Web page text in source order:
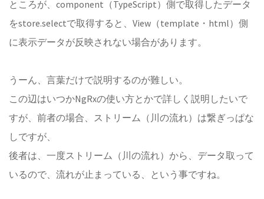
ところが、component（TypeScript）側で取得したデータ
をstore.selectで取得すると、View（template・html）側
に表示データが反映されない場合があります。
うーん、言葉だけで説明するのが難しい。
この辺はいつかNgRxの使い方とかで詳しく説明したいで
すが、前者の場合、ストリーム（川の流れ）は繋ぎっぱな
しですが、
後者は、一度ストリーム（川の流れ）から、データ取って
いるので、流れが止まっている、という事ですね。